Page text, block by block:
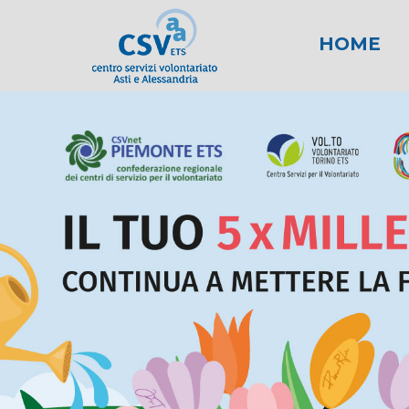
HOME
News